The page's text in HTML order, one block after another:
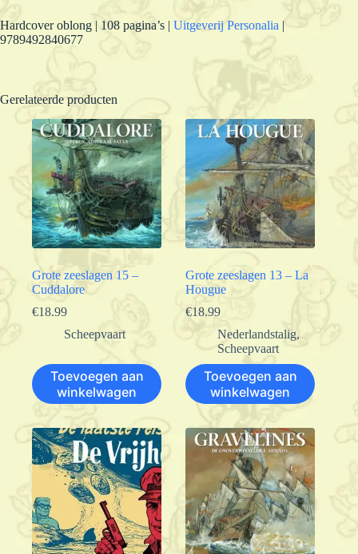
Hardcover oblong | 108 pagina’s | Uitgeverij Personalia |
9789492840677
Gerelateerde producten
Grote zeeslagen 15 –
Cuddalore
€18.99
Scheepvaart
Toevoegen aan
winkelwagen
Grote zeeslagen 13 – La
Hougue
€18.99
Nederlandstalig,
Scheepvaart
Toevoegen aan
winkelwagen